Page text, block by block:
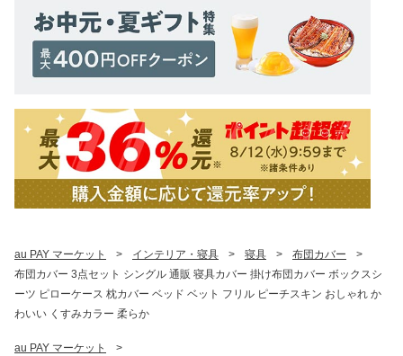
au PAY マーケット > インテリア・寝具 > 寝具 > 布団カバー
>
布団カバー 3点セット シングル 通販 寝具カバー 掛け布団カバー ボックスシ
ーツ ピローケース 枕カバー ベッド ベット フリル ピーチスキン おしゃれ か
わいい くすみカラー 柔らか
au PAY マーケット
>